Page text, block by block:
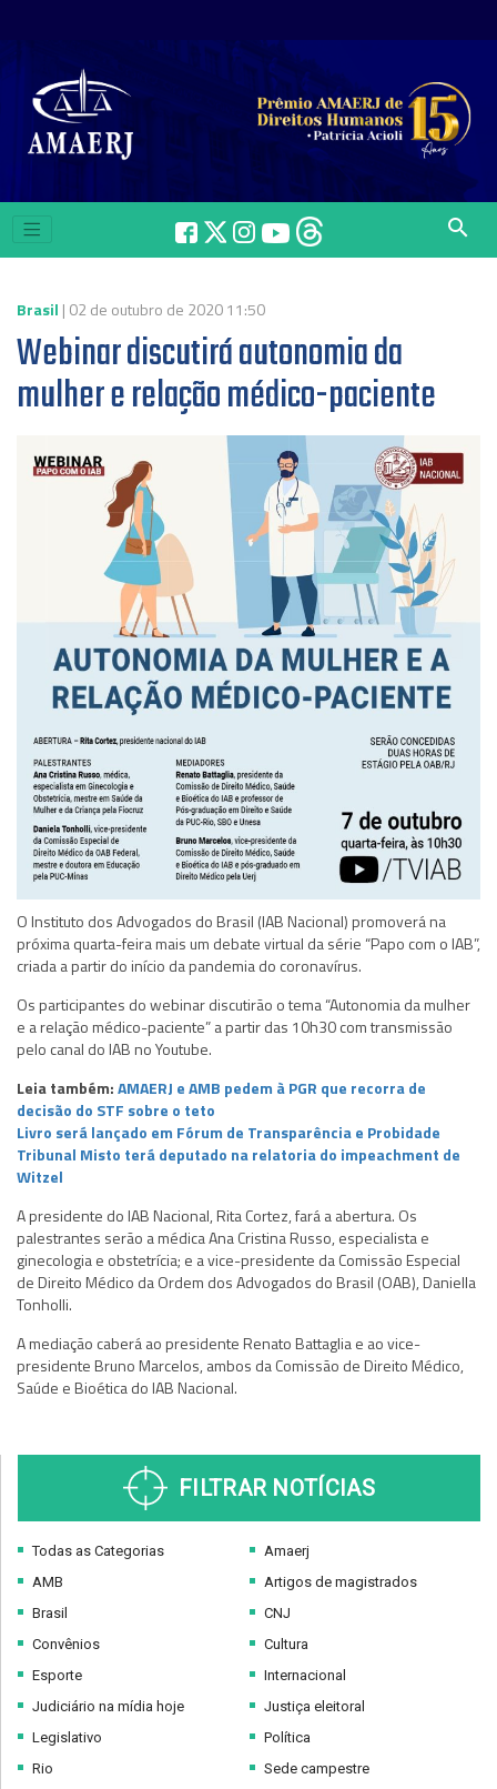
search
Brasil | 02 de outubro de 2020 11:50
Webinar discutirá autonomia da
mulher e relação médico-paciente
O Instituto dos Advogados do Brasil (IAB Nacional) promoverá na
próxima quarta-feira mais um debate virtual da série “Papo com o IAB”,
criada a partir do início da pandemia do coronavírus.
Os participantes do webinar discutirão o tema “Autonomia da mulher
e a relação médico-paciente” a partir das 10h30 com transmissão
pelo canal do IAB no Youtube.
Leia também:AMAERJ e AMB pedem à PGR que recorra de
decisão do STF sobre o teto
Livro será lançado em Fórum de Transparência e Probidade
Tribunal Misto terá deputado na relatoria do impeachment de
Witzel
A presidente do IAB Nacional, Rita Cortez, fará a abertura. Os
palestrantes serão a médica Ana Cristina Russo, especialista e
ginecologia e obstetrícia; e a vice-presidente da Comissão Especial
de Direito Médico da Ordem dos Advogados do Brasil (OAB), Daniella
Tonholli.
A mediação caberá ao presidente Renato Battaglia e ao vice-
presidente Bruno Marcelos, ambos da Comissão de Direito Médico,
Saúde e Bioética do IAB Nacional.
FILTRAR NOTÍCIAS
Todas as Categorias
AMB
Brasil
Convênios
Esporte
Judiciário na mídia hoje
Legislativo
Rio
Amaerj
Artigos de magistrados
CNJ
Cultura
Internacional
Justiça eleitoral
Política
Sede campestre